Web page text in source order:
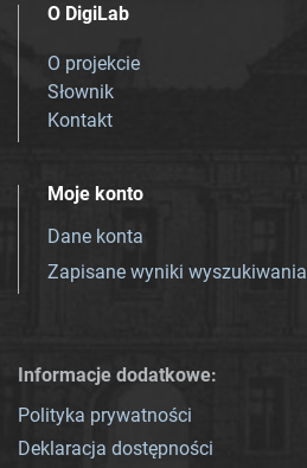
O DigiLab
O projekcie
Słownik
Kontakt
Moje konto
Dane konta
Zapisane wyniki wyszukiwania
Informacje dodatkowe:
Polityka prywatności
Deklaracja dostępności